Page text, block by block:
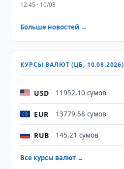
12:45 · 10/08
Больше новостей →
КУРСЫ ВАЛЮТ (ЦБ, 10.08.2026)
USD 11952,10 сумов
EUR 13779,58 сумов
RUB 145,21 сумов
Все курсы валют →